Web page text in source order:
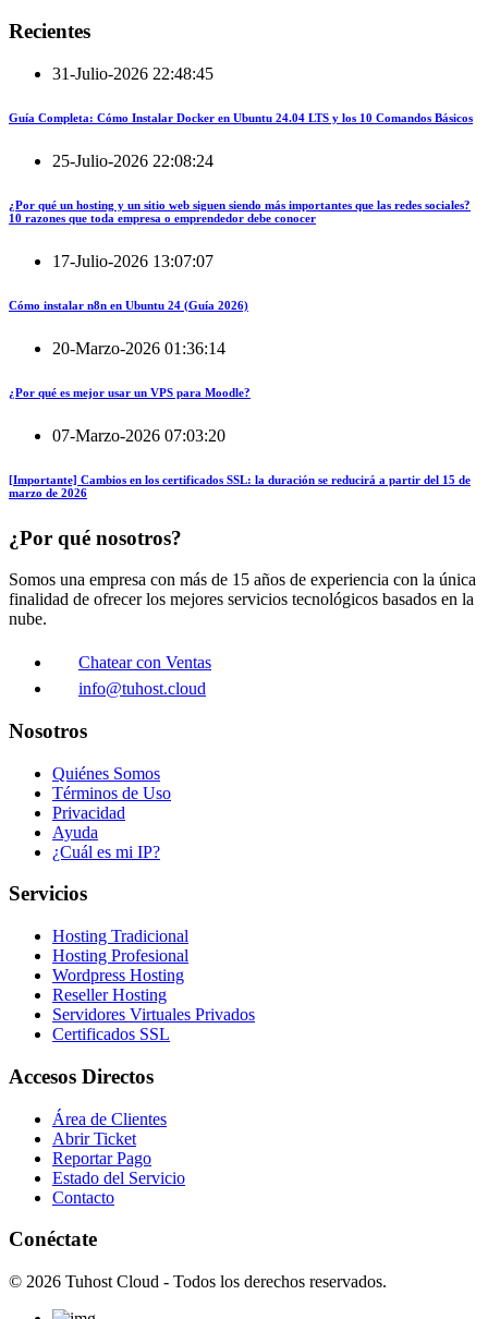
Recientes
31-Julio-2026 22:48:45
Guía Completa: Cómo Instalar Docker en Ubuntu 24.04 LTS y los 10 Comandos Básicos
25-Julio-2026 22:08:24
¿Por qué un hosting y un sitio web siguen siendo más importantes que las redes sociales?
10 razones que toda empresa o emprendedor debe conocer
17-Julio-2026 13:07:07
Cómo instalar n8n en Ubuntu 24 (Guía 2026)
20-Marzo-2026 01:36:14
¿Por qué es mejor usar un VPS para Moodle?
07-Marzo-2026 07:03:20
[Importante] Cambios en los certificados SSL: la duración se reducirá a partir del 15 de
marzo de 2026
¿Por qué nosotros?
Somos una empresa con más de 15 años de experiencia con la única
finalidad de ofrecer los mejores servicios tecnológicos basados en la
nube.
Chatear con Ventas
info@tuhost.cloud
Nosotros
Quiénes Somos
Términos de Uso
Privacidad
Ayuda
¿Cuál es mi IP?
Servicios
Hosting Tradicional
Hosting Profesional
Wordpress Hosting
Reseller Hosting
Servidores Virtuales Privados
Certificados SSL
Accesos Directos
Área de Clientes
Abrir Ticket
Reportar Pago
Estado del Servicio
Contacto
Conéctate
© 2026 Tuhost Cloud - Todos los derechos reservados.